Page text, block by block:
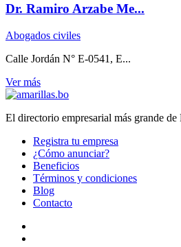
Dr. Ramiro Arzabe Me...
Abogados civiles
Calle Jordán N° E-0541, E...
Ver más
El directorio empresarial más grande
Registra tu empresa
¿Cómo anunciar?
Beneficios
Términos y condiciones
Blog
Contacto